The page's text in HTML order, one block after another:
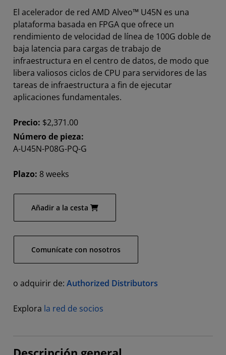
El acelerador de red AMD Alveo™ U45N es una
plataforma basada en FPGA que ofrece un
rendimiento de velocidad de línea de 100G doble de
baja latencia para cargas de trabajo de
infraestructura en el centro de datos, de modo que
libera valiosos ciclos de CPU para servidores de las
tareas de infraestructura a fin de ejecutar
aplicaciones fundamentales.
Precio: $2,371.00
Número de pieza:
A-U45N-P08G-PQ-G
Plazo: 8 weeks
Añadir a la cesta
Comunícate con nosotros
o adquirir de: Authorized Distributors
Explora la red de socios